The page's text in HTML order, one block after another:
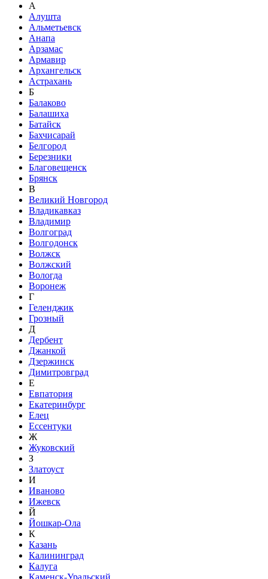
А
Алушта
Альметьевск
Анапа
Арзамас
Армавир
Архангельск
Астрахань
Б
Балаково
Балашиха
Батайск
Бахчисарай
Белгород
Березники
Благовещенск
Брянск
В
Великий Новгород
Владикавказ
Владимир
Волгоград
Волгодонск
Волжск
Волжский
Вологда
Воронеж
Г
Геленджик
Грозный
Д
Дербент
Джанкой
Дзержинск
Димитровград
Е
Евпатория
Екатеринбург
Елец
Ессентуки
Ж
Жуковский
З
Златоуст
И
Иваново
Ижевск
Й
Йошкар-Ола
К
Казань
Калининград
Калуга
Каменск-Уральский